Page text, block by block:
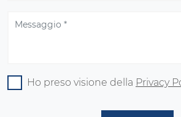
Ho preso visione della Privacy